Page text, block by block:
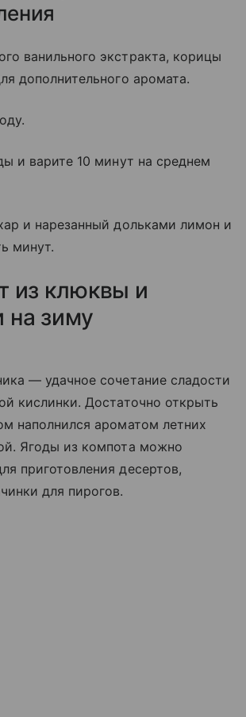
ванильного экстракта, корицы
дополнительного аромата.
и варите 10 минут на среднем
и нарезанный дольками лимон и
минут.
из клюквы и
на зиму
— удачное сочетание сладости
кислинки. Достаточно открыть
наполнился ароматом летних
Ягоды из компота можно
приготовления десертов,
для пирогов.